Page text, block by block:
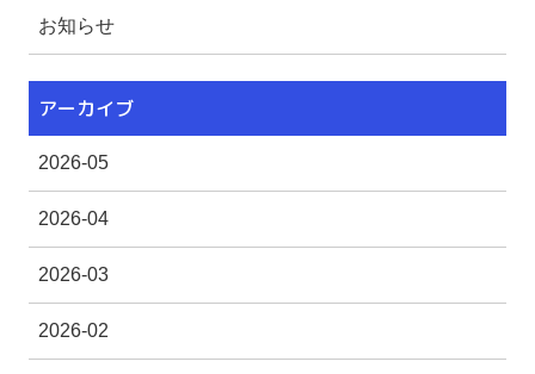
お知らせ
アーカイブ
2026-05
2026-04
2026-03
2026-02